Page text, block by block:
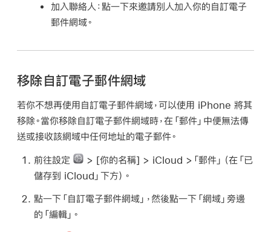
加入聯絡人：點一下來邀請別人加入你的自訂電子
郵件網域。
移除自訂電子郵件網域
若你不想再使用自訂電子郵件網域，可以使用 iPhone 將其
移除。當你移除自訂電子郵件網域時，在「郵件」中便無法傳
送或接收該網域中任何地址的電子郵件。
前往設定 > [你的名稱] > iCloud >「郵件」（在「已
儲存到 iCloud」下方）。
點一下「自訂電子郵件網域」，然後點一下「網域」旁邊
的「編輯」。